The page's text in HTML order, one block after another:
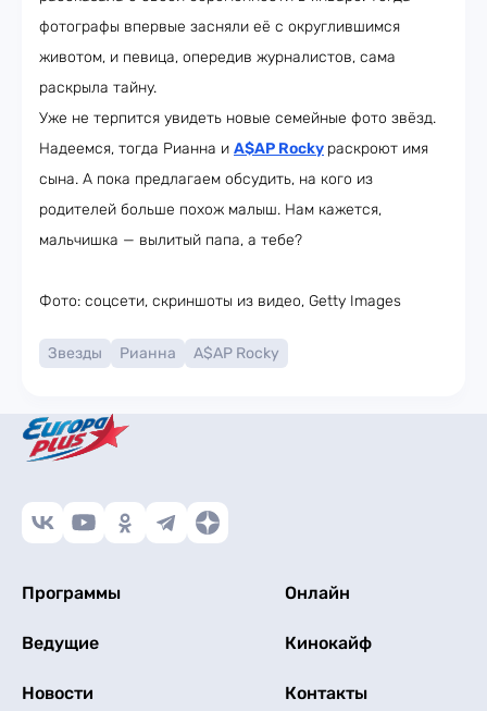
фотографы впервые засняли её с округлившимся
животом, и певица, опередив журналистов, сама
раскрыла тайну.
Уже не терпится увидеть новые семейные фото звёзд.
Надеемся, тогда Рианна и A$AP Rocky раскроют имя
сына. А пока предлагаем обсудить, на кого из
родителей больше похож малыш. Нам кажется,
мальчишка — вылитый папа, а тебе?
Фото: соцсети, скриншоты из видео, Getty Images
Звезды Рианна A$AP Rocky
Программы Онлайн
Ведущие Кинокайф
Новости Контакты